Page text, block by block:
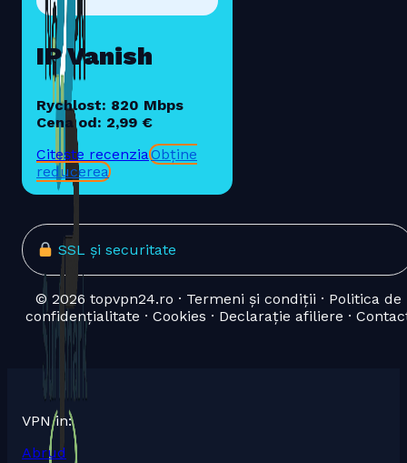
IP Vanish
Rychlost: 820 Mbps
Cena od: 2,99 €
Citește recenziaObține
reducerea
SSL și securitate
© 2026 topvpn24.ro · Termeni și condiții · Politica de
confidențialitate · Cookies · Declarație afiliere ·
VPN in:
Abrud